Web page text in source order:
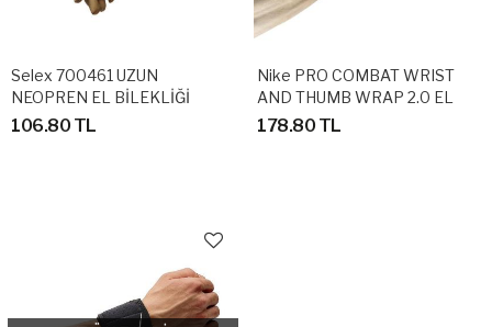
Selex 700461 UZUN
NEOPREN EL BİLEKLİĞİ
106.80 TL
Nike PRO COMBAT WRIST
AND THUMB WRAP 2.0 EL
BİLEKLİĞİ
178.80 TL